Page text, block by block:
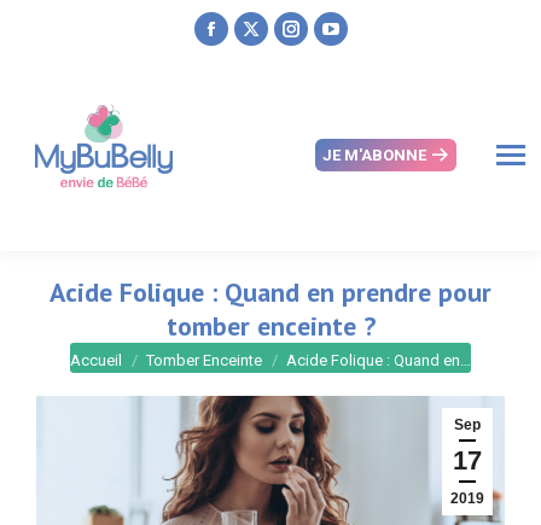
Facebook
X
Instagram
new
YouTube
new
JE M'ABONNE
Acide Folique : Quand en prendre pour
tomber enceinte ?
Vous êtes ici :
Accueil Tomber Enceinte Acide Folique : Quand en…
Sep
17
2019